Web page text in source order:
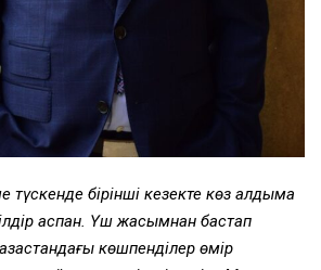
түскенде бірінші кезекте көз алдыма
аспан. Үш жасымнан бастап
көшпенділер өмір